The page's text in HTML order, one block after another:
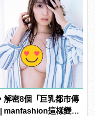
解密8個「巨乳都市傳
manfashion這樣變型